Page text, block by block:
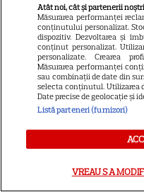
Atât noi, cât și partenerii
Măsurarea performanței
conținutului personalizat.
dispozitiv. Dezvoltarea și
conținut personalizat.
personalizate. Crearea
Măsurarea performanței
sau combinații de date din
selecta conținutul. Utilizarea
Date precise de geolocație și
Listă parteneri (furnizori)
VREAU SA